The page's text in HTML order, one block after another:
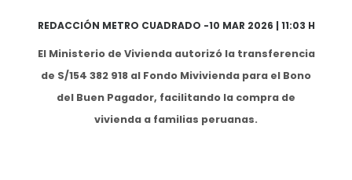
REDACCIÓN METRO CUADRADO -10 MAR 2026 | 11:03 H
El Ministerio de Vivienda autorizó la transferencia
de S/154 382 918 al Fondo Mivivienda para el Bono
del Buen Pagador, facilitando la compra de
vivienda a familias peruanas.